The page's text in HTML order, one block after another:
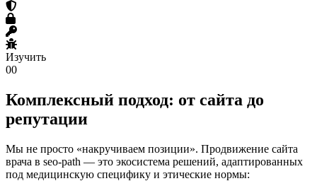
Изучить
00
Комплексный подход: от сайта до
репутации
Мы не просто «накручиваем позиции». Продвижение сайта
врача в seo-path — это экосистема решений, адаптированных
под медицинскую специфику и этические нормы: